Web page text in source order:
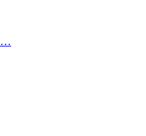
أعلنت الهيئة العامة للمنافذ والجمارك السورية، الثلاثاء، ضبط 226 قنبلة كانت متجهة إلى الأراضي اللبنانية. وقالت الهيئة، في بيان، إن أمانة جمارك جديدة يابوس ضبطت 226 قنبلةً…